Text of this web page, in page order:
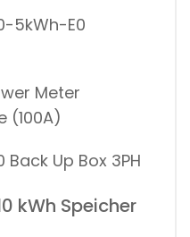
5kWh-E0
Meter
(100A)
Back Up Box 3PH
kWh Speicher